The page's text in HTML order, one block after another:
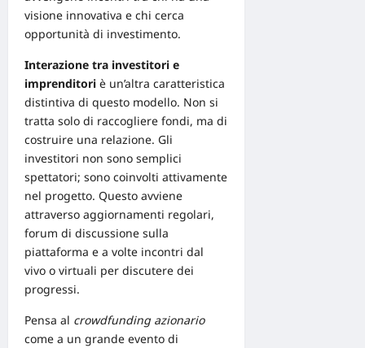
visione innovativa e chi cerca
opportunità di investimento.
Interazione tra investitori e
imprenditori è un’altra caratteristica
distintiva di questo modello. Non si
tratta solo di raccogliere fondi, ma di
costruire una relazione. Gli
investitori non sono semplici
spettatori; sono coinvolti attivamente
nel progetto. Questo avviene
attraverso aggiornamenti regolari,
forum di discussione sulla
piattaforma e a volte incontri dal
vivo o virtuali per discutere dei
progressi.
Pensa al crowdfunding azionario
come a un grande evento di